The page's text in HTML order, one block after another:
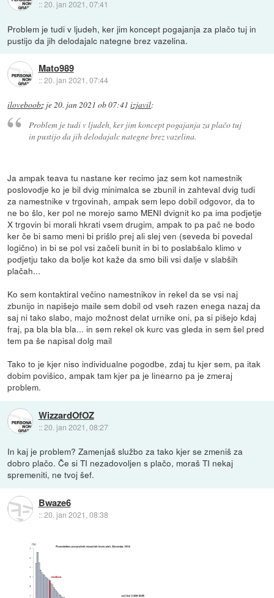
::20. jan 2021, 07:41
Problem je tudi v ljudeh, ker jim koncept pogajanja za plačo tuj in
pustijo da jih delodajalc nategne brez vazelina.
Mato989
::20. jan 2021, 07:44
iloveboobz je20. jan 2021 ob 07:41 izjavil:
Problem je tudi v ljudeh, ker jim koncept pogajanja za plačo tuj
in pustijo da jih delodajalc nategne brez vazelina.
Ja ampak teava tu nastane ker recimo jaz sem kot namestnik
poslovodje ko je bil dvig minimalca se zbunil in zahteval dvig tudi
za namestnike v trgovinah, ampak sem lepo dobil odgovor, da to
ne bo šlo, ker pol ne morejo samo MENI dvignit ko pa ima podjetje
X trgovin bi morali hkrati vsem drugim, ampak to pa pač ne bodo
ker če bi samo meni bi prišlo prej ali slej ven (seveda bi povedal
logično) in bi se pol vsi začeli bunit in bi to poslabšalo klimo v
podjetju tako da bolje kot kaže da smo bili vsi dalje v slabših
plačah...
Ko sem kontaktiral večino namestnikov in rekel da se vsi naj
zbunijo in napišejo maile sem dobil od vseh razen enega nazaj da
saj ni tako slabo, majo možnost delat urnike oni, pa si pišejo kdaj
fraj, pa bla bla bla... in sem rekel ok kurc vas gleda in sem šel pred
tem pa še napisal dolg mail
Tako to je kjer niso individualne pogodbe, zdaj tu kjer sem, pa itak
dobim povišico, ampak tam kjer pa je linearno pa je zmeraj
problem.
WizzardOfOZ
::20. jan 2021, 08:27
In kaj je problem? Zamenjaš službo za tako kjer se zmeniš za
dobro plačo. Če si TI nezadovoljen s plačo, moraš TI nekaj
spremeniti, ne tvoj šef.
Bwaze6
::20. jan 2021, 08:38